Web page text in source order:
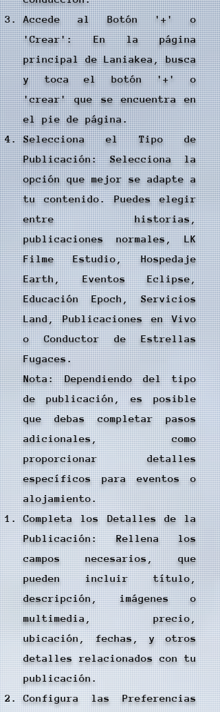
Accede al Botón '+' o
'Crear': En la página
principal de Laniakea, busca
y toca el botón '+' o
'crear' que se encuentra en
el pie de página.
Selecciona el Tipo de
Publicación: Selecciona la
opción que mejor se adapte a
tu contenido. Puedes elegir
entre historias,
publicaciones normales, LK
Filme Estudio, Hospedaje
Earth, Eventos Eclipse,
Educación Epoch, Servicios
Land, Publicaciones en Vivo
o Conductor de Estrellas
Fugaces.
Nota: Dependiendo del tipo
de publicación, es posible
que debas completar pasos
adicionales, como
proporcionar detalles
específicos para eventos o
alojamiento.
Completa los Detalles de la
Publicación: Rellena los
campos necesarios, que
pueden incluir título,
descripción, imágenes o
multimedia, precio,
ubicación, fechas, y otros
detalles relacionados con tu
publicación.
Configura las Preferencias